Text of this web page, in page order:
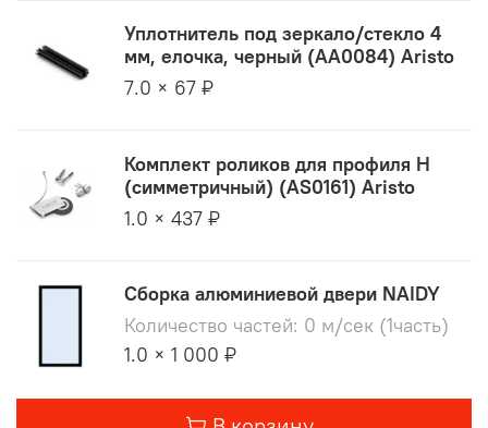
Уплотнитель под зеркало/стекло 4
мм, елочка, черный (AA0084) Aristo
7.0 × 67 ₽
Комплект роликов для профиля H
(симметричный) (AS0161) Aristo
1.0 × 437 ₽
Сборка алюминиевой двери NAIDY
Количество частей: 0 м/сек (1часть)
1.0 × 1 000 ₽